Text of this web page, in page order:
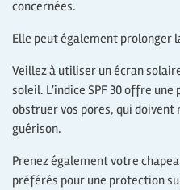
concernées.
Elle peut également prolonger
Veillez à utiliser un écran
soleil. L’indice SPF 30 offre
obstruer vos pores, qui
guérison.
Prenez également votre
préférés pour une protection